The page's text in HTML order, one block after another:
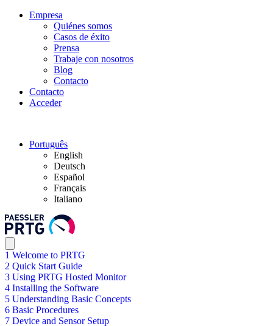
Empresa
Quiénes somos
Casos de éxito
Prensa
Trabaje con nosotros
Blog
Contacto
Contacto
Acceder
Português
English
Deutsch
Español
Français
Italiano
1 Welcome to PRTG
2 Quick Start Guide
3 Using PRTG Hosted Monitor
4 Installing the Software
5 Understanding Basic Concepts
6 Basic Procedures
7 Device and Sensor Setup